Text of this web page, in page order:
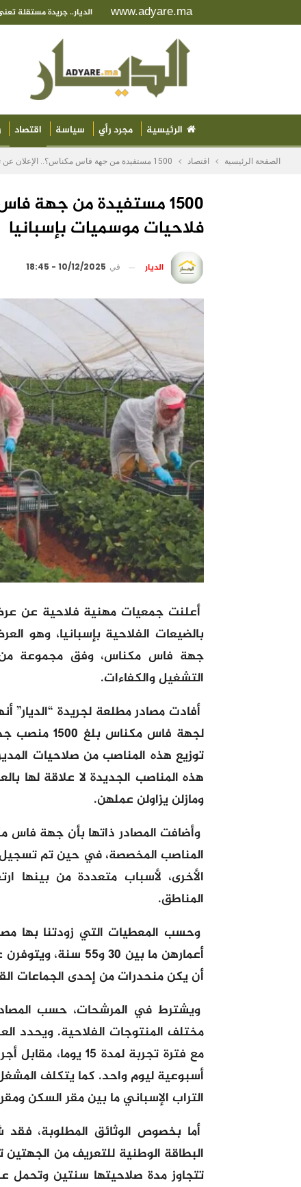
www.adyare.ma الديار.. جريدة مستقلة
الرئيسية مجرد رأي سياسة اقتصاد
الصفحة الرئيسية اقتصاد 1500 مستفيدة من جهة فاس مكناس؟.. الإعلان عن تشغيل عاملات فلاحيات موسميات بإسبانيا
1500 مستفيدة من جهة
فلاحيات موسميات بإسبانيا
الديار في 10/12/2025 - 18:45
أعلنت جمعيات مهنية فلاحية عن
بالضيعات الفلاحية بإسبانيا، وهو
جهة فاس مكناس، وفق مجموعة من
التشغيل والكفاءات.
أفادت مصادر مطلعة لجريدة
لجهة فاس
توزيع هذه المناصب من صلاحيات
هذه المناصب الجديدة لا علاقة لها
ومازلن يزاولن عملهن.
وأضافت المصادر ذاتها بأن جهة فاس
المناصب المخصصة، في حين تم
الأخرى، لأسباب متعددة من بينها
المناطق.
وحسب المعطيات التي زودتنا بها
أعمارهن ما بين
أن يكن منحدرات من إحدى الجماعات
ويشترط في المرشحات، حسب
مختلف المنتوجات الفلاحية. ويحدد
أسبوعية ليوم واحد. كما يتكلف
التراب الإسباني ما بين مقر السكن
أما بخصوص الوثائق المطلوبة،
البطاقة الوطنية للتعريف من
تتجاوز مدة صلاحيتها سنتين وتحمل